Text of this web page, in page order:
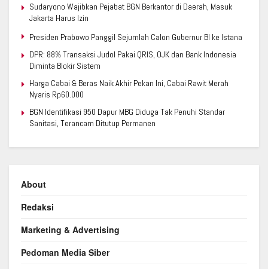
Sudaryono Wajibkan Pejabat BGN Berkantor di Daerah, Masuk
Jakarta Harus Izin
Presiden Prabowo Panggil Sejumlah Calon Gubernur BI ke Istana
DPR: 88% Transaksi Judol Pakai QRIS, OJK dan Bank Indonesia
Diminta Blokir Sistem
Harga Cabai & Beras Naik Akhir Pekan Ini, Cabai Rawit Merah
Nyaris Rp60.000
BGN Identifikasi 950 Dapur MBG Diduga Tak Penuhi Standar
Sanitasi, Terancam Ditutup Permanen
About
Redaksi
Marketing & Advertising
Pedoman Media Siber